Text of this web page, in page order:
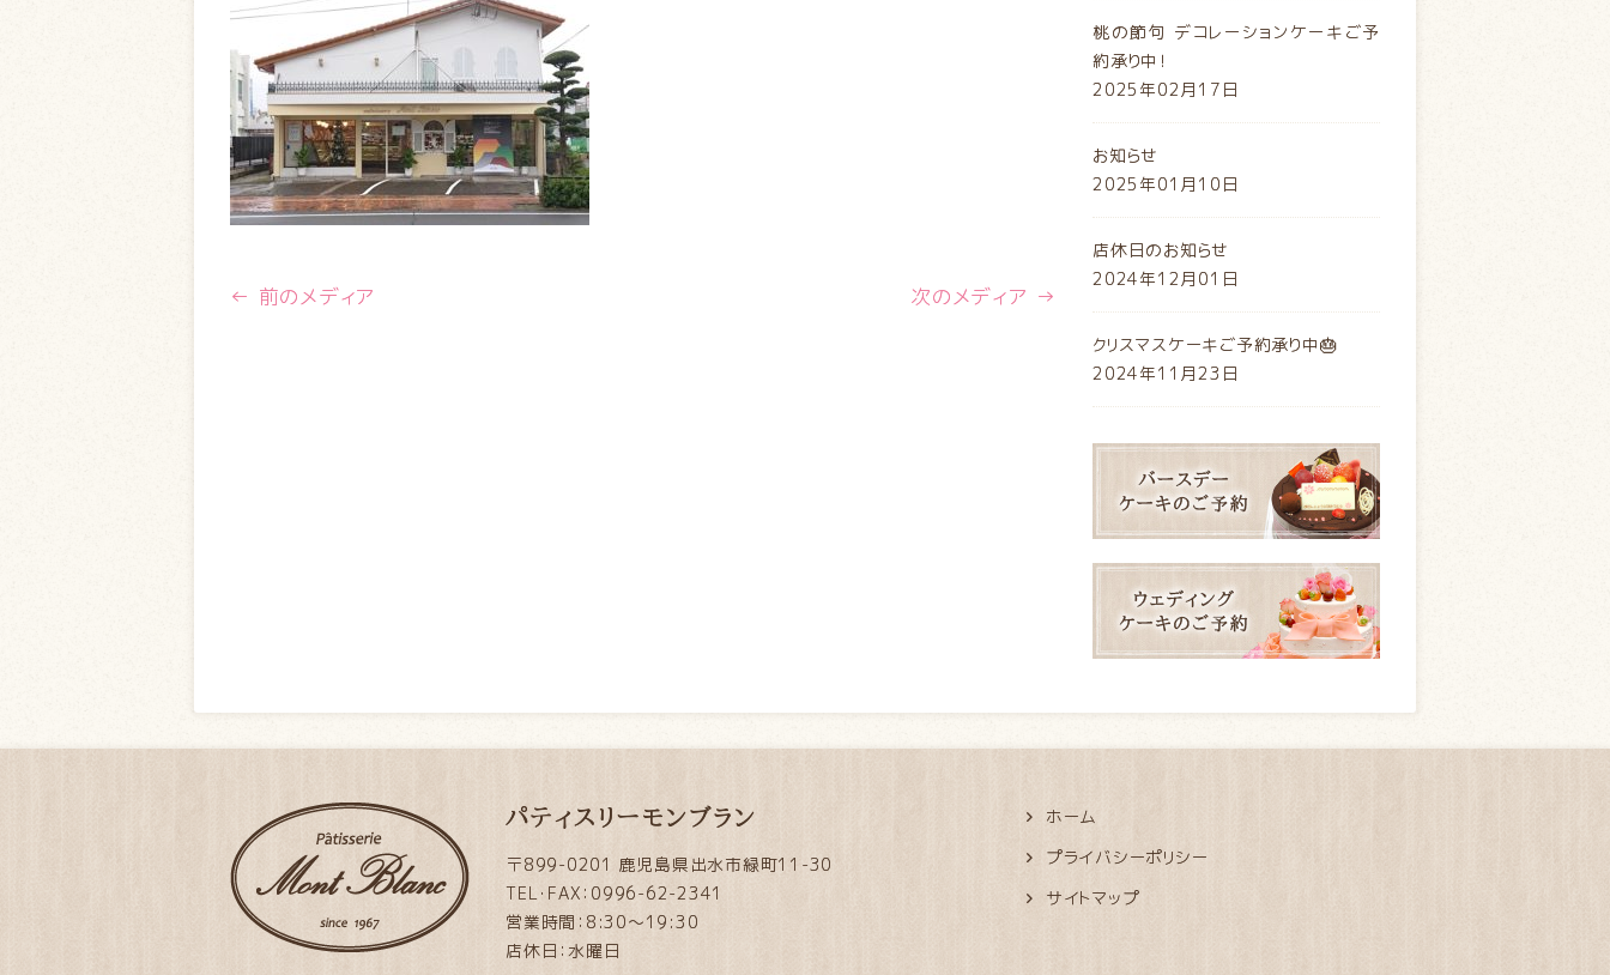
← 前のメディア 次のメディア →
桃の節句 デコレーションケーキご予
約承り中！
2025年02月17日
お知らせ
2025年01月10日
店休日のお知らせ
2024年12月01日
クリスマスケーキご予約承り中🎂
2024年11月23日
パティスリーモンブラン
〒899-0201 鹿児島県出水市緑町11-30
TEL・FAX：0996-62-2341
営業時間：8:30～19:30
店休日：水曜日
ホーム
プライバシーポリシー
サイトマップ